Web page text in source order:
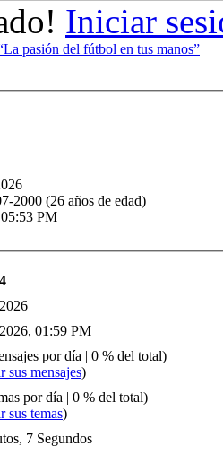
Iniciar
pasión del fútbol en tus manos”
2000 (26 años de edad)
PM
01:59 PM
por día | 0 % del total)
sus mensajes)
por día | 0 % del total)
sus temas)
7 Segundos